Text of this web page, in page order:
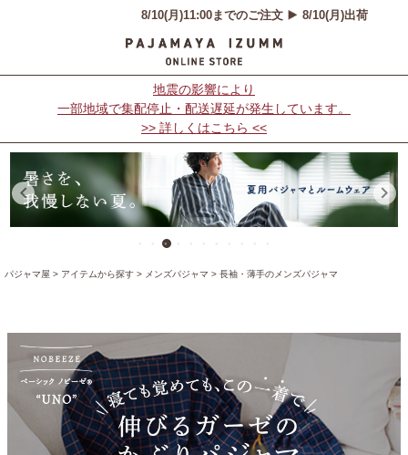
地震の影響により
一部地域で集配停止・配送遅延が発生しています。
>> 詳しくはこちら <<
パジャマ屋 アイテムから探す メンズパジャマ 長袖・薄手のメンズパジャマ